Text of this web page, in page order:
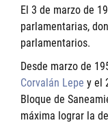
El 3 de marzo de
parlamentarias,
parlamentarios.
Desde marzo de
Corvalán Lepe y el
Bloque de
máxima lograr la